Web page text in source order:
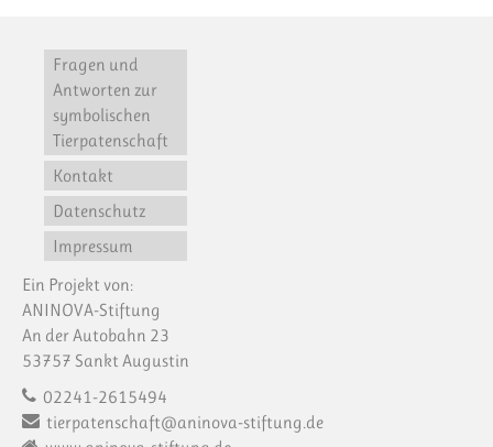
Fragen und
Antworten zur
symbolischen
Tierpatenschaft
Kontakt
Datenschutz
Impressum
Ein Projekt von:
ANINOVA-Stiftung
An der Autobahn 23
53757 Sankt Augustin
02241-2615494
tierpatenschaft@aninova-stiftung.de